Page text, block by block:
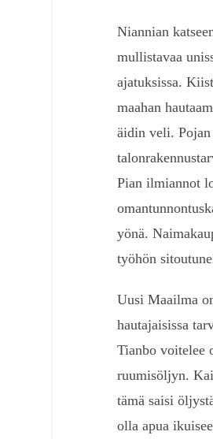
Niannian
mullistavaa
ajatuksissa.
maahan
äidin veli. Pojan
Pian ilmiannot
yönä.
työhön
Uusi Maailma
hautajaisissa
Tianbo voitelee
ruumisöljyn.
tämä saisi
olla apua